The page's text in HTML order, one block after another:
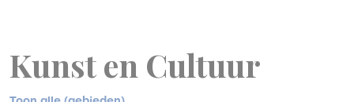
Kunst en Cultuur